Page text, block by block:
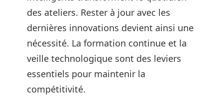
des ateliers. Rester à jour avec les
dernières innovations devient ainsi une
nécessité. La formation continue et la
veille technologique sont des leviers
essentiels pour maintenir la
compétitivité.